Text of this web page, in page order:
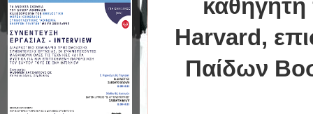
καθηγητή
Harvard,
Παίδων